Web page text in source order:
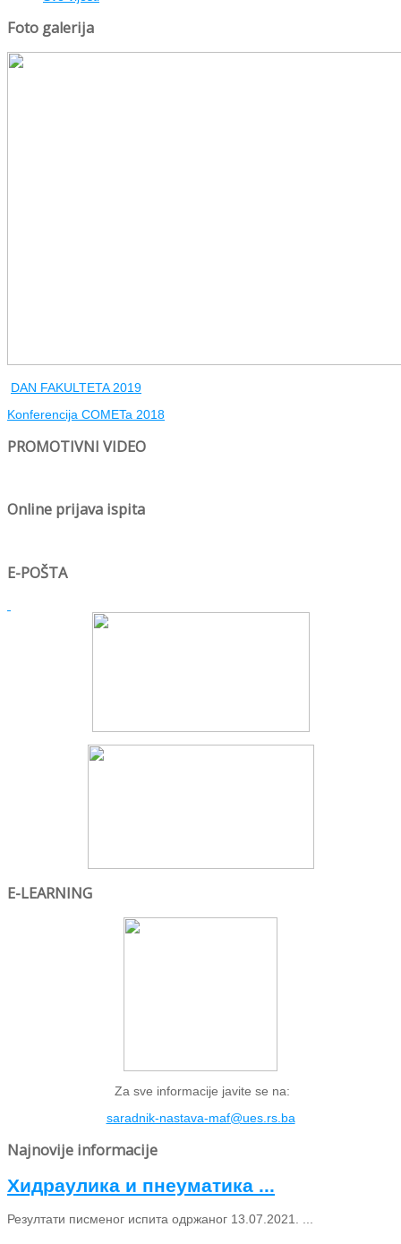
Foto galerija
DAN FAKULTETA 2019
Konferencija COMETa 2018
PROMOTIVNI VIDEO
Online prijava ispita
E-POŠTA
E-LEARNING
Za sve informacije javite se na:
saradnik-nastava-maf@ues.rs.ba
Najnovije informacije
Хидраулика и пнеуматика ...
Резултати писменог испита одржаног 13.07.2021. ...